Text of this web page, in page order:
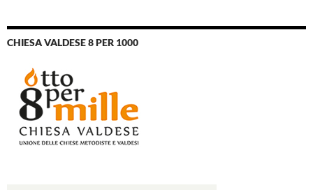
CHIESA VALDESE 8 PER 1000